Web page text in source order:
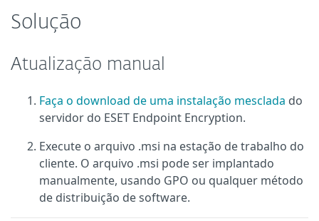
Solução
Atualização manual
Faça o download de uma instalação mesclada do
servidor do ESET Endpoint Encryption.
Execute o arquivo .msi na estação de trabalho do
cliente. O arquivo .msi pode ser implantado
manualmente, usando GPO ou qualquer método
de distribuição de software.